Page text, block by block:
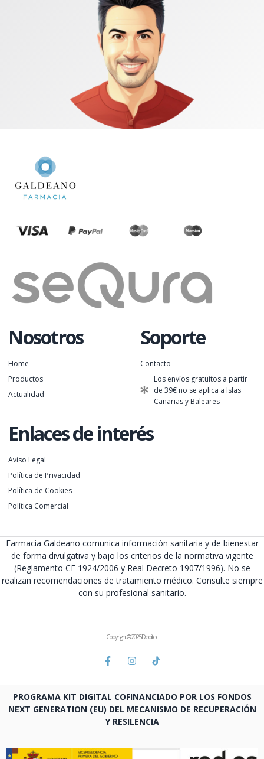
Nosotros
Home
Productos
Actualidad
Soporte
Contacto
Los envíos gratuitos a partir
de 39€ no se aplica a Islas
Canarias y Baleares
Enlaces de interés
Aviso Legal
Política de Privacidad
Política de Cookies
Política Comercial
Farmacia Galdeano comunica información sanitaria y de bienestar
de forma divulgativa y bajo los criterios de la normativa vigente
(Reglamento CE 1924/2006 y Real Decreto 1907/1996). No se
realizan recomendaciones de tratamiento médico. Consulte siempre
con su profesional sanitario.
Copyright © 2025 Deditec
PROGRAMA KIT DIGITAL COFINANCIADO POR LOS FONDOS
NEXT GENERATION (EU) DEL MECANISMO DE RECUPERACIÓN
Y RESILENCIA